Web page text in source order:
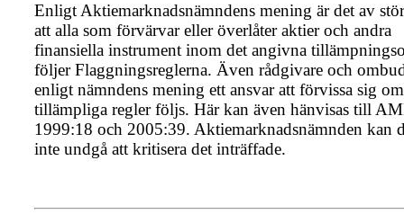
Enligt Aktiemarknadsnämndens mening är det av
att alla som förvärvar eller överlåter aktier och andra
finansiella instrument inom det angivna
följer Flaggningsreglerna. Även rådgivare och
enligt nämndens mening ett ansvar att förvissa sig
tillämpliga regler följs. Här kan även hänvisas till
1999:18 och 2005:39. Aktiemarknadsnämnden kan
inte undgå att kritisera det inträffade.